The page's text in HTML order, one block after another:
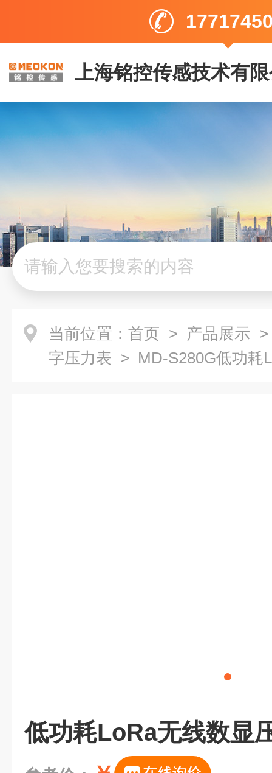
上海铭控传感技术有
当前位置： 首页 > 产品展示
字压力表 > MD-S280G低功耗
低功耗LoRa无线数显